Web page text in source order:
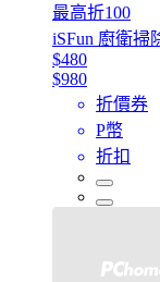
最高折100
iSFun 廚衛掃
$480
$980
折價券
P幣
折扣